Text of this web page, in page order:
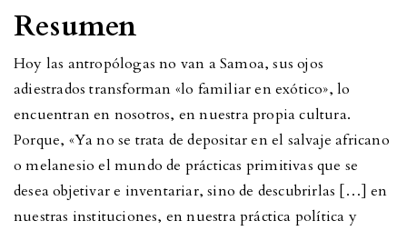
Resumen
Hoy las antropólogas no van a Samoa, sus ojos
adiestrados transforman «lo familiar en exótico», lo
encuentran en nosotros, en nuestra propia cultura.
Porque, «Ya no se trata de depositar en el salvaje africano
o melanesio el mundo de prácticas primitivas que se
desea objetivar e inventariar, sino de descubrirlas […] en
nuestras instituciones, en nuestra práctica política y